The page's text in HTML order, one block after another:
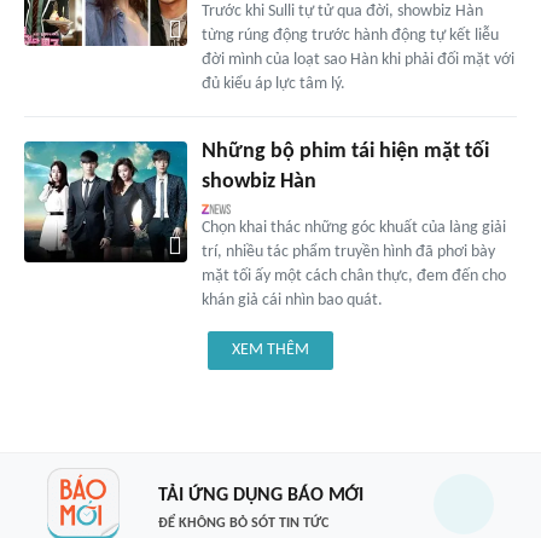
Trước khi Sulli tự tử qua đời, showbiz Hàn
từng rúng động trước hành động tự kết liễu
đời mình của loạt sao Hàn khi phải đối mặt với
đủ kiểu áp lực tâm lý.
Những bộ phim tái hiện mặt tối
showbiz Hàn
Chọn khai thác những góc khuất của làng giải
trí, nhiều tác phẩm truyền hình đã phơi bày
mặt tối ấy một cách chân thực, đem đến cho
khán giả cái nhìn bao quát.
XEM THÊM
TẢI ỨNG DỤNG BÁO MỚI
ĐỂ KHÔNG BỎ SÓT TIN TỨC